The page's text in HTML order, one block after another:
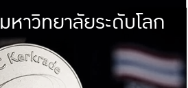
มหาวิทยา
พร้อมที่จ
และผลักดันในการใช้ระบบส
มหาวิทยาลัยระดับโลก